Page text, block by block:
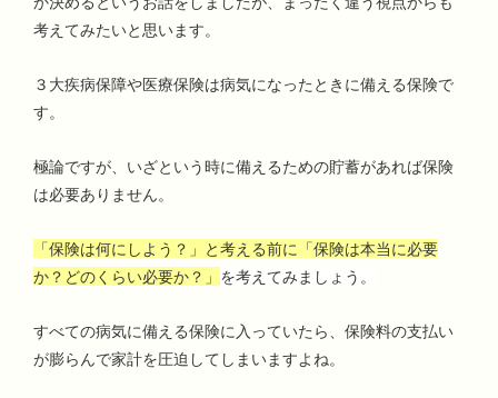
考えてみたいと思います。
３大疾病保障や医療保険は病気になったときに備える保険で
す。
極論ですが、いざという時に備えるための貯蓄があれば保険
は必要ありません。
「保険は何にしよう？」と考える前に「保険は本当に必要
か？どのくらい必要か？」 を考えてみましょう。
すべての病気に備える保険に入っていたら、保険料の支払い
が膨らんで家計を圧迫してしまいますよね。